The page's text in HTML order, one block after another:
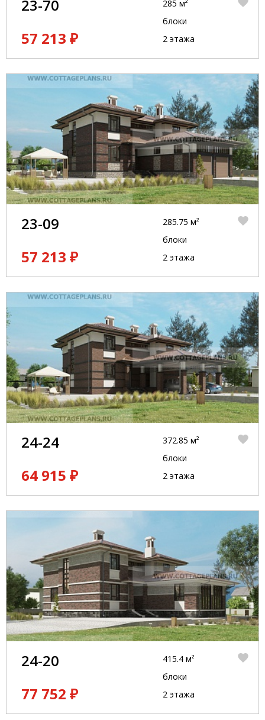
23-70
57 213 ₽
285 м²
блоки
2 этажа
23-09
57 213 ₽
285.75 м²
блоки
2 этажа
24-24
64 915 ₽
372.85 м²
блоки
2 этажа
24-20
77 752 ₽
415.4 м²
блоки
2 этажа